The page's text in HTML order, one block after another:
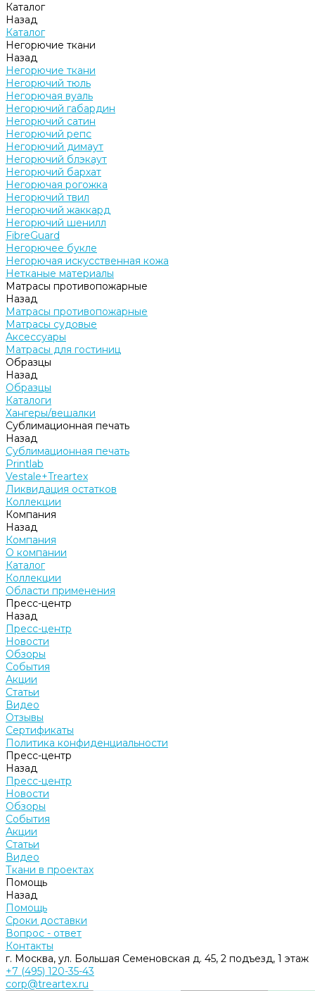
Каталог
Назад
Каталог
Негорючие ткани
Назад
Негорючие ткани
Негорючий тюль
Негорючая вуаль
Негорючий габардин
Негорючий сатин
Негорючий репс
Негорючий димаут
Негорючий блэкаут
Негорючий бархат
Негорючая рогожка
Негорючий твил
Негорючий жаккард
Негорючий шенилл
FibreGuard
Негорючее букле
Негорючая искусственная кожа
Нетканые материалы
Матрасы противопожарные
Назад
Матрасы противопожарные
Матрасы судовые
Аксессуары
Матрасы для гостиниц
Образцы
Назад
Образцы
Каталоги
Хангеры/вешалки
Сублимационная печать
Назад
Сублимационная печать
Printlab
Vestale+Treartex
Ликвидация остатков
Коллекции
Компания
Назад
Компания
О компании
Каталог
Коллекции
Области применения
Пресс-центр
Назад
Пресс-центр
Новости
Обзоры
События
Акции
Статьи
Видео
Отзывы
Сертификаты
Политика конфиденциальности
Пресс-центр
Назад
Пресс-центр
Новости
Обзоры
События
Акции
Статьи
Видео
Ткани в проектах
Помощь
Назад
Помощь
Сроки доставки
Вопрос - ответ
Контакты
г. Москва, ул. Большая Семеновская д. 45, 2 подъезд, 1 этаж
+7 (495) 120-35-43
corp@treartex.ru